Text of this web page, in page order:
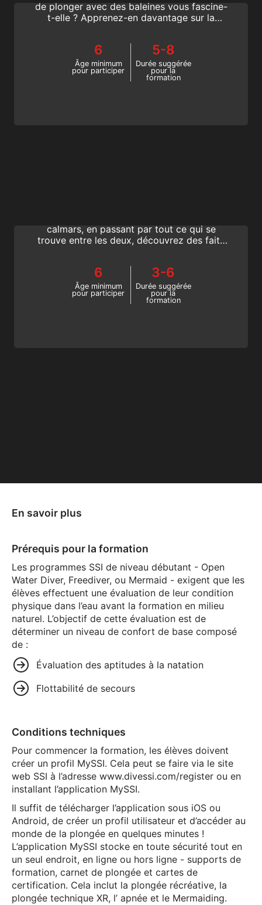
de plonger avec des baleines vous fascine-
t-elle ? Apprenez-en davantage sur la
Marine Mammal Ecology.
6
Âge minimum
pour participer
5-8
Durée suggérée
pour la
formation
calmars, en passant par tout ce qui se
trouve entre les deux, découvrez des faits
Invertebrates SSI.
6
Âge minimum
pour participer
3-6
Durée suggérée
pour la
formation
En savoir plus
Prérequis pour la formation
Les programmes SSI de niveau débutant - Open
Water Diver, Freediver, ou Mermaid - exigent que les
élèves effectuent une évaluation de leur condition
physique dans l’eau avant la formation en milieu
naturel. L’objectif de cette évaluation est de
déterminer un niveau de confort de base composé
de :
Évaluation des aptitudes à la natation
Flottabilité de secours
Conditions techniques
Pour commencer la formation, les élèves doivent
créer un profil MySSI. Cela peut se faire via le site
web SSI à l’adresse www.divessi.com/register ou en
installant l’application MySSI.
Il suffit de télécharger l’application sous iOS ou
Android, de créer un profil utilisateur et d’accéder au
monde de la plongée en quelques minutes !
L’application MySSI stocke en toute sécurité tout en
un seul endroit, en ligne ou hors ligne - supports de
formation, carnet de plongée et cartes de
certification. Cela inclut la plongée récréative, la
plongée technique XR, l’ apnée et le Mermaiding.